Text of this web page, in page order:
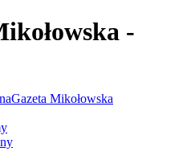
-
Gazeta Mikołowska